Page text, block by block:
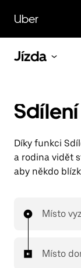
hlavní
obsah
Uber
Jízda
Díky funkci
a rodina vidět
aby někdo
Místo
Místo